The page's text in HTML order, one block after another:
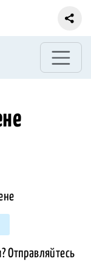
Отправляйтесь